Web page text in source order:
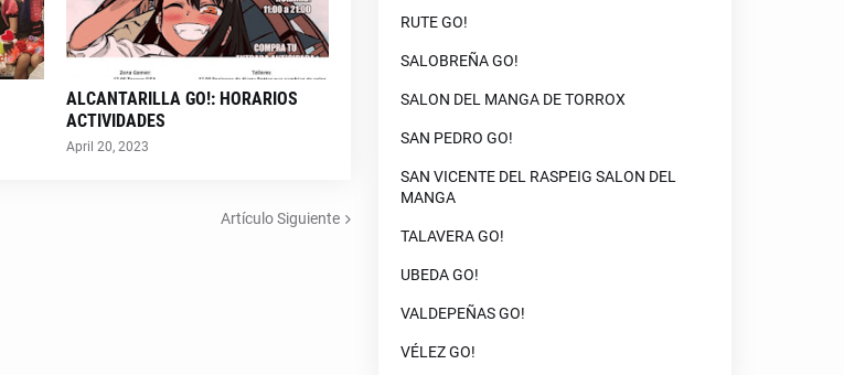
ALCANTARILLA GO!: HORARIOS
ACTIVIDADES
April 20, 2023
Artículo Siguiente
RUTE GO!
SALOBREÑA GO!
SALON DEL MANGA DE TORROX
SAN PEDRO GO!
SAN VICENTE DEL RASPEIG SALON DEL
MANGA
TALAVERA GO!
UBEDA GO!
VALDEPEÑAS GO!
VÉLEZ GO!